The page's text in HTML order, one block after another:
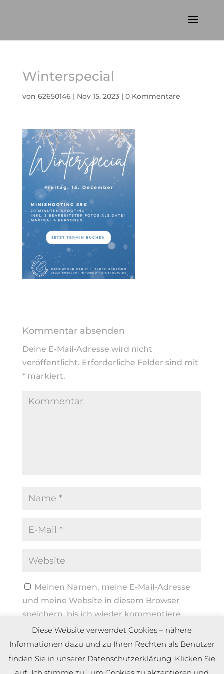
Winterspecial
von 62650146| Nov 15, 2023| 0 Kommentare
Kommentar absenden
Deine E-Mail-Adresse wird nicht
veröffentlicht. Erforderliche Felder sind mit
*markiert.
Meinen Namen, meine E-Mail-Adresse
und meine Website in diesem Browser
speichern, bis ich wieder kommentiere.
Diese Website verwendet Cookies – nähere
Informationen dazu und zu Ihren Rechten als Benutzer
finden Sie in unserer Datenschutzerklärung. Klicken Sie